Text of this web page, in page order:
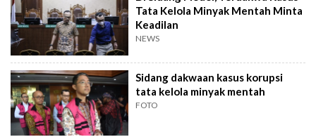
Tata Kelola Minyak Mentah Minta
Keadilan
NEWS
Sidang dakwaan kasus korupsi
tata kelola minyak mentah
FOTO